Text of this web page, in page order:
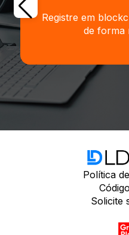
Registre em
de forma
Política
Solicite